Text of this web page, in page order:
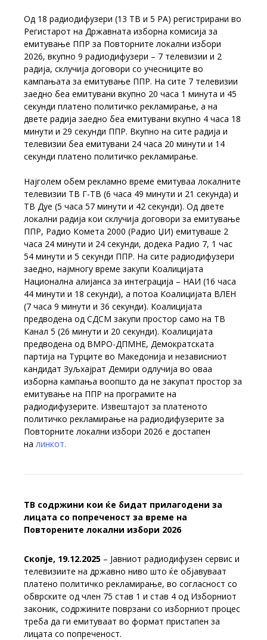
Од 18 радиодифузери (13 ТВ и 5 РА) регистрирани во
Регистарот на Државната изборна комисија за
емитување ППР за Повторните локални избори
2026, вкупно 9 радиодифузери – 7 телевизии и 2
радија, склучија договори со учесниците во
кампањата за емитување ППР. На сите 7 телевизии
заедно беа емитувани вкупно 20 часа 1 минута и 45
секунди платено политичко рекламирање, а на
двете радија заедно беа емитувани вкупно 4 часа 18
минути и 29 секунди ППР. Вкупно на сите радија и
телевизии беа емитувани 24 часа 20 минути и 14
секунди платено политичко рекламирање.
Најголем обем рекламно време емитуваа локалните
телевизии ТВ Г-ТВ (6 часа 49 минути и 21 секунда) и
ТВ Дуе (5 часа 57 минути и 42 секунди). Од двете
локални радија кои склучија договори за емитување
ППР, Радио Комета 2000 (Радио ЏИ) емитуваше 2
часа 24 минути и 24 секунди, додека Радио 7, 1 час
54 минути и 5 секунди ППР. На сите радиодифузери
заедно, најмногу време закупи Коалицијата
Национална алијанса за интеграција – НАИ (16 часа
44 минути и 18 секунди), а потоа Коалицијата ВЛЕН
(7 часа 9 минути и 36 секунди). Коалицијата
предводена од СДСМ закупи простор само на ТВ
Канал 5 (26 минути и 20 секунди). Коалицијата
предводена од ВМРО-ДПМНЕ, Демократската
партија на Турците во Македонија и независниот
кандидат Зуљхајрат Демири одлучија во оваа
изборна кампања воопшто да не закупат простор за
емитување на ППР на програмите на
радиодифузерите. Извештајот за платеното
политичко рекламирање на радиодифузерите за
Повторните локални избори 2026 е достапен
на линкот.
ТВ содржини кои ќе бидат прилагодени за
лицата со попреченост за време на
Повторените локални избори 2026
Скопје, 19.12.2025 – Јавниот радиодифузен сервис и
телевизиите на државно ниво што ќе објавуваат
платено политичко рекламирање, во согласност со
обврските од член 75 став 1 и став 4 од Изборниот
законик, содржините поврзани со изборниот процес
треба да ги емитуваат во формат пристапен за
лицата со попреченост.